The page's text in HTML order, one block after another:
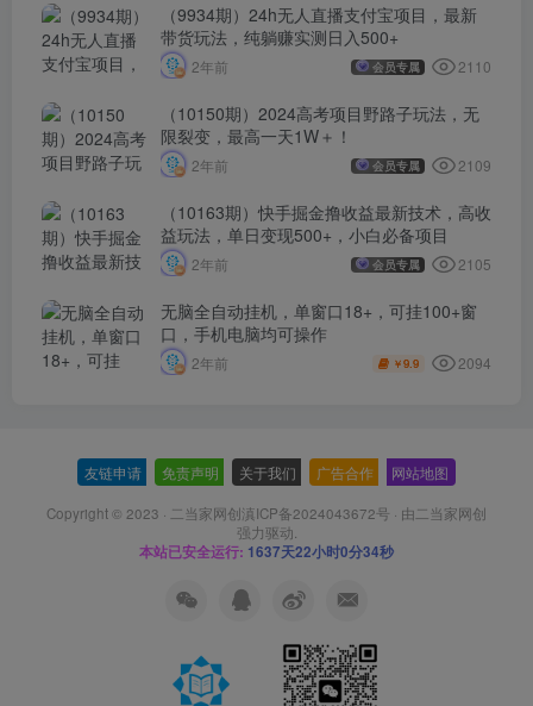
（9934期）24h无人直播支付宝项目，最新
带货玩法，纯躺赚实测日入500+
2年前 会员专属 2110
（10150期）2024高考项目野路子玩法，无
限裂变，最高一天1W＋！
2年前 会员专属 2109
（10163期）快手掘金撸收益最新技术，高收
益玩法，单日变现500+，小白必备项目
2年前 会员专属 2105
无脑全自动挂机，单窗口18+，可挂100+窗
口，手机电脑均可操作
2年前 ￥9.9 2094
友链申请 免责声明 关于我们 广告合作 网站地图
Copyright © 2023 · 二当家网创滇ICP备2024043672号 · 由二当家网创
强力驱动.
本站已安全运行: 1637天22小时0分35秒